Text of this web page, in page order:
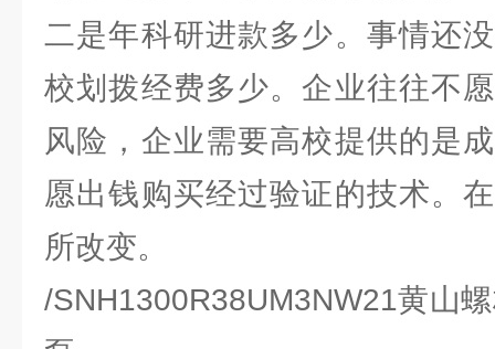
二是年科研进款多少。事情还
校划拨经费多少。企业往往不愿
风险，企业需要高校提供的是
愿出钱购买经过验证的技术。
所改变。
/SNH1300R38UM3NW21黄山